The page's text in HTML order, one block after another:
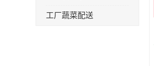
工厂蔬菜配送